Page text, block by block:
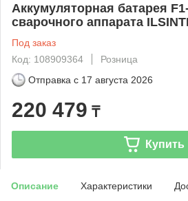
Аккумуляторная батарея
сварочного аппарата
Под заказ
Код: 108909364
Розница
Отправка с 17 августа 2026
220 479 ₸
Купить
Описание Характеристики